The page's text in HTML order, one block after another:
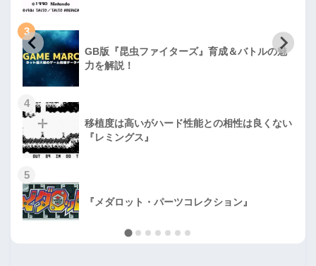
3
GB版『昆虫ファイターズ』育成＆バトルの魅
力を解説！
4
移植度は高いがハード性能との相性は良くない
『レミングス』
5
『メダロット・パーツコレクション』